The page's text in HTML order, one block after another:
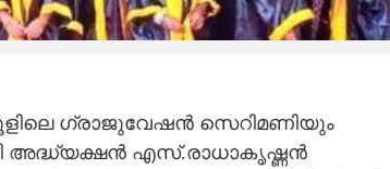
ഗ്രാജുവേഷൻ സെറിമണിയും
അദ്ധ്യക്ഷൻ എസ്.രാധാകൃഷ്ണൻ